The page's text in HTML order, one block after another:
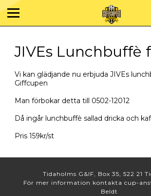
JIVEs Lunchbuffè
Vi kan glädjande nu erbjuda JIVEs
Giffcupen
Man förbokar detta till 0502-12012
Då ingår lunchbuffè sallad dricka och
Pris 159kr/st
Tidaholms G&IF, Box 35, 522 21
För mer information kontakta cup-
Beldt